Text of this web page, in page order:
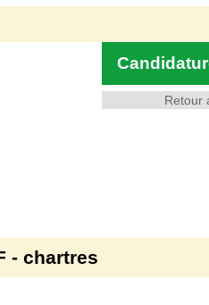
Retour
- chartres